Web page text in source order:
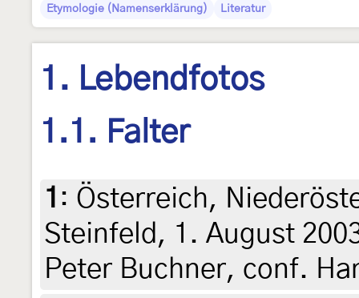
Etymologie (Namenserklärung) Literatur
1. Lebendfotos
1.1. Falter
1 : Österreich,
Steinfeld, 1. August
Peter Buchner, conf.